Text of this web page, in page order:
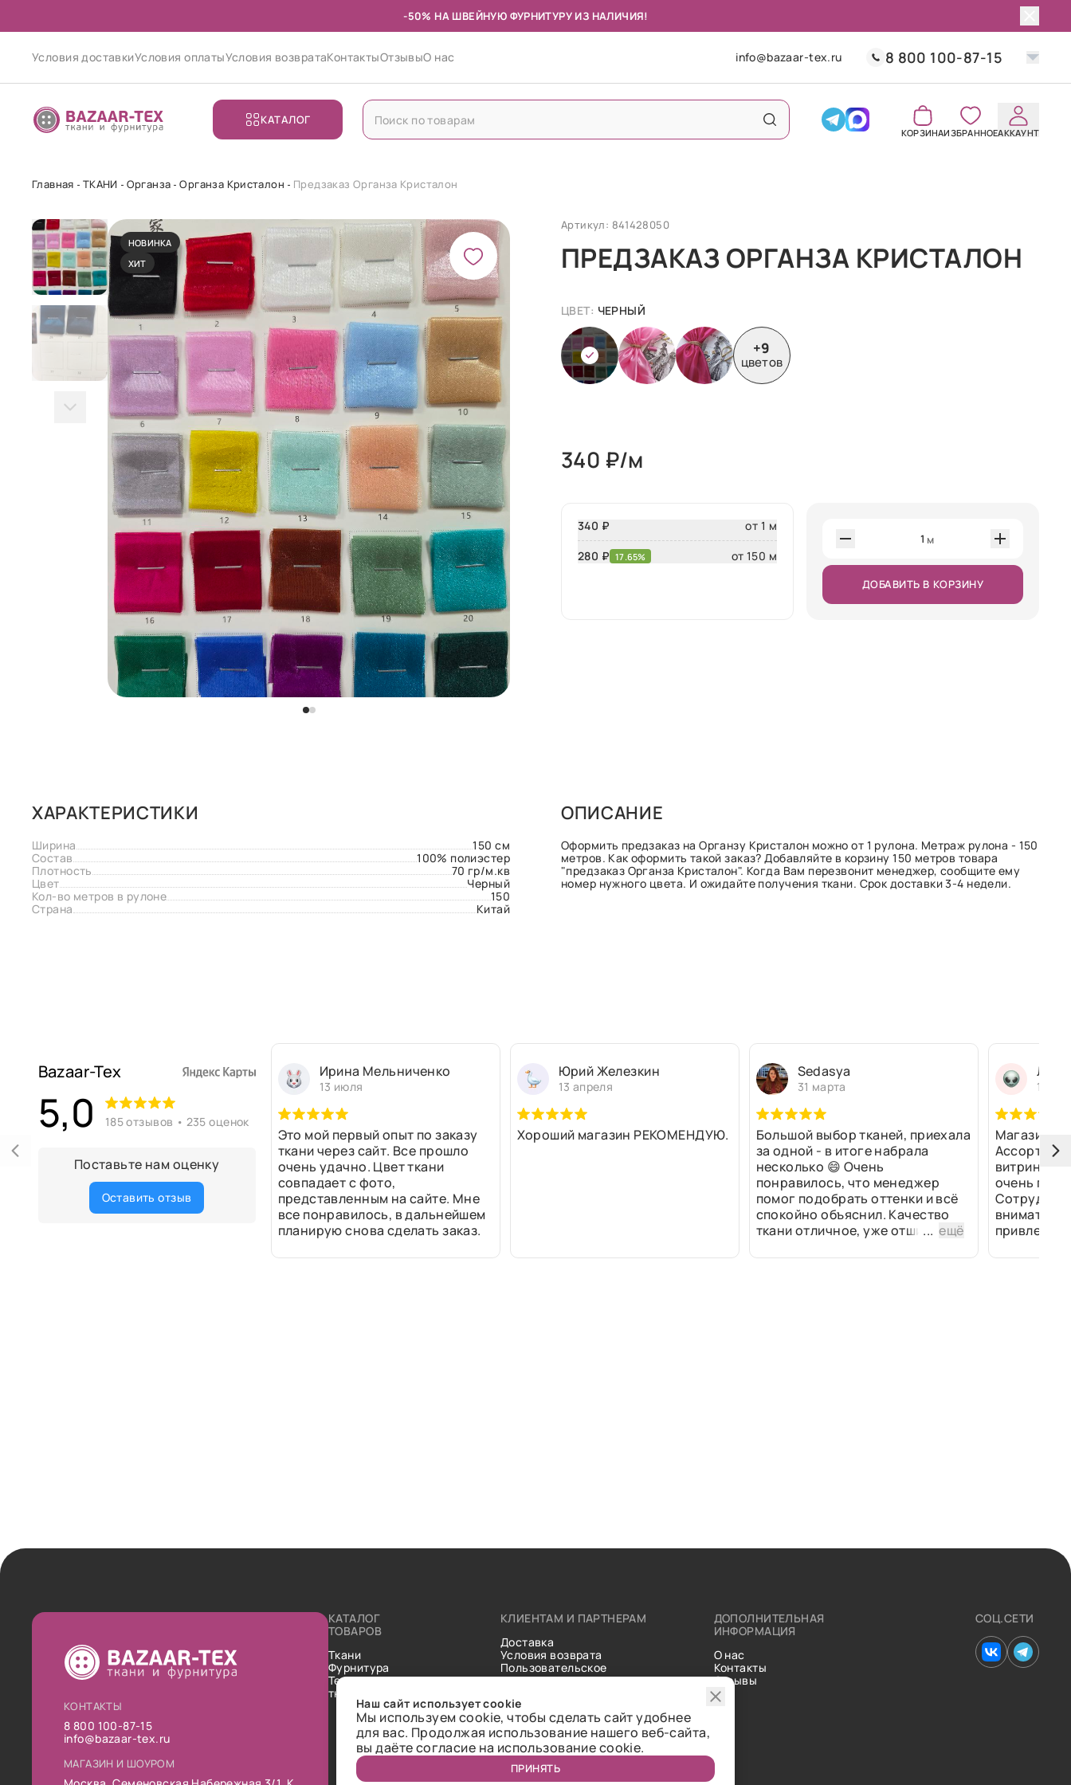
-50% НА ШВЕЙНУЮ ФУРНИТУРУ ИЗ НАЛИЧИЯ!
Условия доставкиУсловия оплатыУсловия возвратаКонтактыОтзывыО нас info@bazaar-tex.ru 8 800 100-87-15
КАТАЛОГ
КОРЗИНАИЗБРАННОЕАККАУНТ
Главная ТКАНИ Органза Органза Кристалон Предзаказ Органза Кристалон
НОВИНКА
ХИТ
Артикул: 841428050
ПРЕДЗАКАЗ ОРГАНЗА КРИСТАЛОН
ЦВЕТ: ЧЕРНЫЙ
+9
цветов
340 ₽/м
340 ₽
от 1 м
280 ₽ 17.65% от 150 м
1 м
ДОБАВИТЬ В КОРЗИНУ
ХАРАКТЕРИСТИКИ
Ширина
150 см
Состав
100% полиэстер
Плотность
70 гр/м.кв
Цвет
Черный
Кол-во метров в рулоне
150
Страна
Китай
ОПИСАНИЕ
Оформить предзаказ на Органзу Кристалон можно от 1 рулона. Метраж рулона - 150
метров. Как оформить такой заказ? Добавляйте в корзину 150 метров товара
"предзаказ Органза Кристалон". Когда Вам перезвонит менеджер, сообщите ему
номер нужного цвета. И ожидайте получения ткани. Срок доставки 3-4 недели.
Bazaar-Tex
5,0 185 отзывов • 235 оценок
Поставьте нам оценку
Оставить отзыв
Ирина Мельниченко
13 июля
Это мой первый опыт по заказу
ткани через сайт. Все прошло
очень удачно. Цвет ткани
совпадает с фото,
представленным на сайте. Мне
все понравилось, в дальнейшем
планирую снова сделать заказ.
Юрий Железкин
13 апреля
Хороший магазин РЕКОМЕНДУЮ.
Sedasya
31 марта
Большой выбор тканей, приехала
за одной - в итоге набрала
несколько 😄 Очень
понравилось, что менеджер
помог подобрать оттенки и всё
спокойно объяснил. Качество
ткани отличное, уже отшили...ещё
13
Магазин
витринах
очень
привлек
рулоны
КОНТАКТЫ
8 800 100-87-15
info@bazaar-tex.ru
МАГАЗИН И ШОУРОМ
КАТАЛОГ
ТОВАРОВ
Ткани
Фурнитура
Технические
ткани
КЛИЕНТАМ И ПАРТНЕРАМ
Доставка
Условия возврата
Пользовательское
соглашение
Статьи
ДОПОЛНИТЕЛЬНАЯ
ИНФОРМАЦИЯ
О нас
Контакты
Отзывы
СОЦ.СЕТИ
Наш сайт использует cookie
Мы используем cookie, чтобы сделать сайт удобнее
для вас. Продолжая использование нашего веб-сайта,
вы даёте согласие на использование cookie.
ПРИНЯТЬ